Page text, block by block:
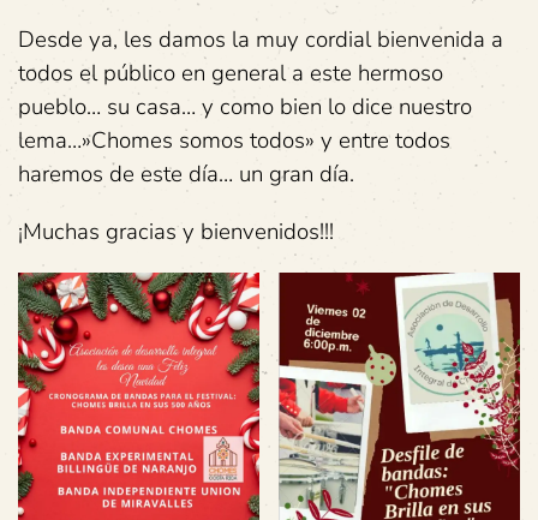
Desde ya, les damos la muy cordial bienvenida a
todos el público en general a este hermoso
pueblo… su casa… y como bien lo dice nuestro
lema…»Chomes somos todos» y entre todos
haremos de este día… un gran día.
¡Muchas gracias y bienvenidos!!!